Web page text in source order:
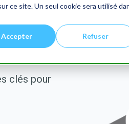
ce site. Un seul cookie sera utilisé
Accepter Refuser
clés pour